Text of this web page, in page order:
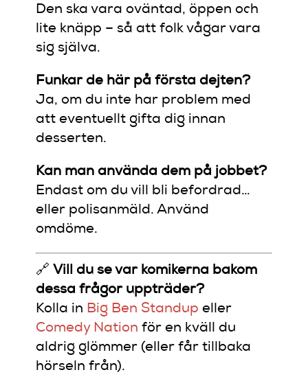
Den ska vara oväntad, öppen och
lite knäpp – så att folk vågar vara
sig själva.
Funkar de här på första dejten?
Ja, om du inte har problem med
att eventuellt gifta dig innan
desserten.
Kan man använda dem på jobbet?
Endast om du vill bli befordrad…
eller polisanmäld. Använd
omdöme.
🔗 Vill du se var komikerna bakom
dessa frågor uppträder?
Kolla in Big Ben Standup eller
Comedy Nation för en kväll du
aldrig glömmer (eller får tillbaka
hörseln från).